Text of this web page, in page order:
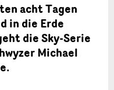
acht Tagen
in die Erde
die Sky-Serie
Michael